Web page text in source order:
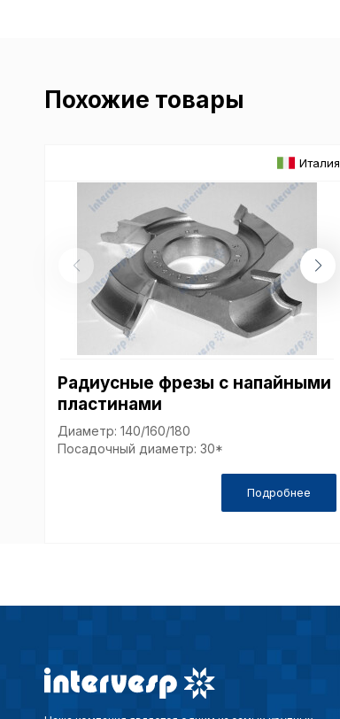
Похожие товары
Италия
Радиусные фрезы с напайными
пластинами
Диаметр: 140/160/180
Посадочный диаметр: 30*
Подробнее